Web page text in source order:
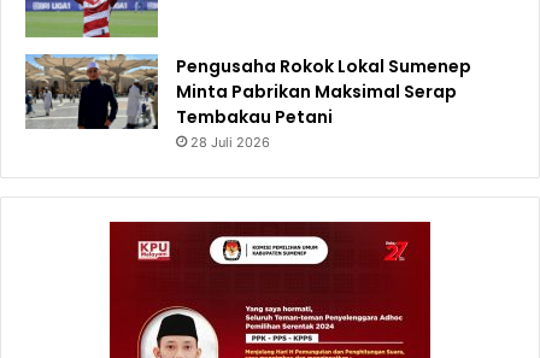
Pengusaha Rokok Lokal Sumenep
Minta Pabrikan Maksimal Serap
Tembakau Petani
28 Juli 2026